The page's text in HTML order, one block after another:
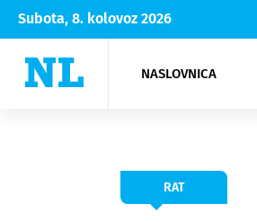
Subota, 8. kolovoz 2026
NASLOVNICA
RAT